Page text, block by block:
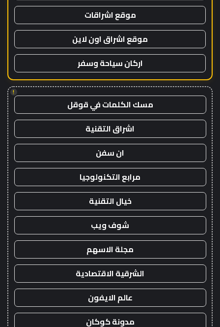
موقع اشراقات
موقع اشراق اون لاين
اركان سياحة وسفر
!
مسك الكلمات في قوقل
اشراق التقنية
ان سفن
مرابع التكنولوجيا
خيال التقنية
شوف ويب
مجلة الاسهم
الشرقية الاقتصادية
عالم الايفون
مدونة كوكان